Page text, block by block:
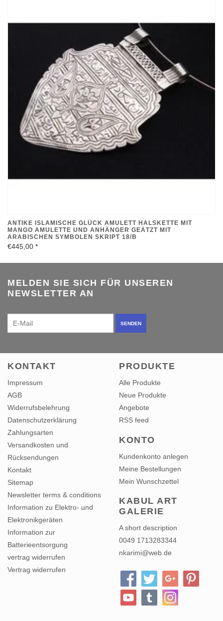
ARABISCHEN SYMBOLEN SKRIPT 18/B
€445,00*
NEWSLETTER AN
KONTAKT
Impressum
AGB
Widerrufsbelehrung
Datenschutzerklärung
Zahlungsarten
Versandkosten und
Rücksendungen
Kontakt
Sitemap
Newsletter terms & conditions
Information zu Elektro- und
Elektronikgeräten
Information zur
Batterieentsorgung
vertrag widerrufen
Vertrag widerrufen
PRODUKTE
Alle Produkte
Neue Produkte
Angebote
RSS feed
Kundenkonto anlegen
Meine Bestellungen
Mein Wunschzettel
GALERIE
A short description
0049 1713283344
nkarimi@web.de